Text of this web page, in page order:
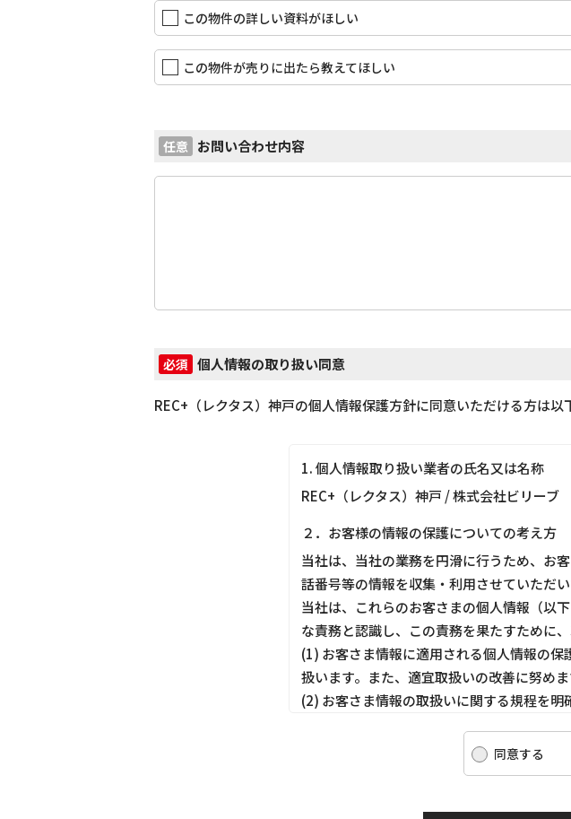
この物件の詳しい資料がほしい
この物件が売りに出たら教えてほしい
任意 お問い合わせ内容
必須 個人情報の取り扱い同意
REC+（レクタス）神戸の個人情報保護方針に同意いただける方は以
1. 個人情報取り扱い業者の氏名又は名称
REC+（レクタス）神戸 / 株式会社ビリーブ
２．お客様の情報の保護についての考え方
当社は、当社の業務を円滑に行うため、お
話番号等の情報を収集・利用させていただい
当社は、これらのお客さまの個人情報（以
な責務と認識し、この責務を果たすために
(1) お客さま情報に適用される個人情報の
扱います。また、適宜取扱いの改善に努めま
(2) お客さま情報の取扱いに関する規程を
(3) お客さま情報の収集に際しては、利用
ってお客さま情報を取り扱います。
同意する